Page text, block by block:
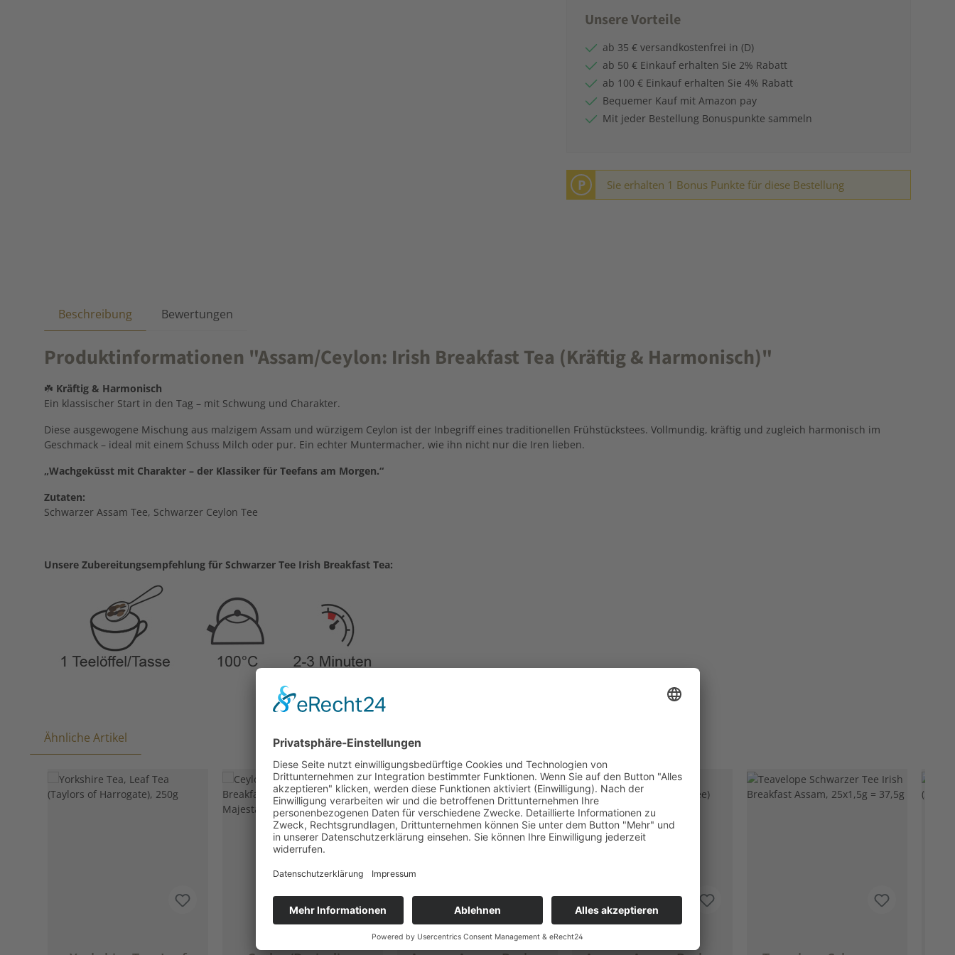
Unsere Vorteile
ab 35 € versandkostenfrei in (D)
ab 50 € Einkauf erhalten Sie 2% Rabatt
ab 100 € Einkauf erhalten Sie 4% Rabatt
Bequemer Kauf mit Amazon pay
Mit jeder Bestellung Bonuspunkte sammeln
P Sie erhalten 1 Bonus Punkte für diese Bestellung
Beschreibung Bewertungen
Produktinformationen "Assam/Ceylon: Irish Breakfast Tea (Kräftig & Harmonisch)"
☘️ Kräftig & Harmonisch
Ein klassischer Start in den Tag – mit Schwung und Charakter.
Diese ausgewogene Mischung aus malzigem Assam und würzigem Ceylon ist der Inbegriff eines traditionellen Frühstückstees. Vollmundig, kräftig und zugleich harmonisch im
Geschmack – ideal mit einem Schuss Milch oder pur. Ein echter Muntermacher, wie ihn nicht nur die Iren lieben.
„Wachgeküsst mit Charakter – der Klassiker für Teefans am Morgen.“
Zutaten:
Schwarzer Assam Tee, Schwarzer Ceylon Tee
Unsere Zubereitungsempfehlung für Schwarzer Tee Irish Breakfast Tea:
Ähnliche Artikel
Produktgalerie überspringen